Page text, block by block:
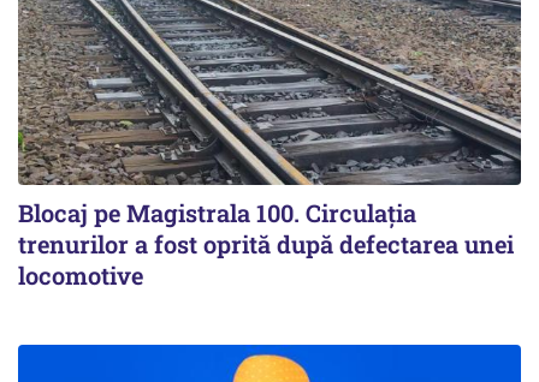
Blocaj pe Magistrala 100. Circulația
trenurilor a fost oprită după defectarea unei
locomotive